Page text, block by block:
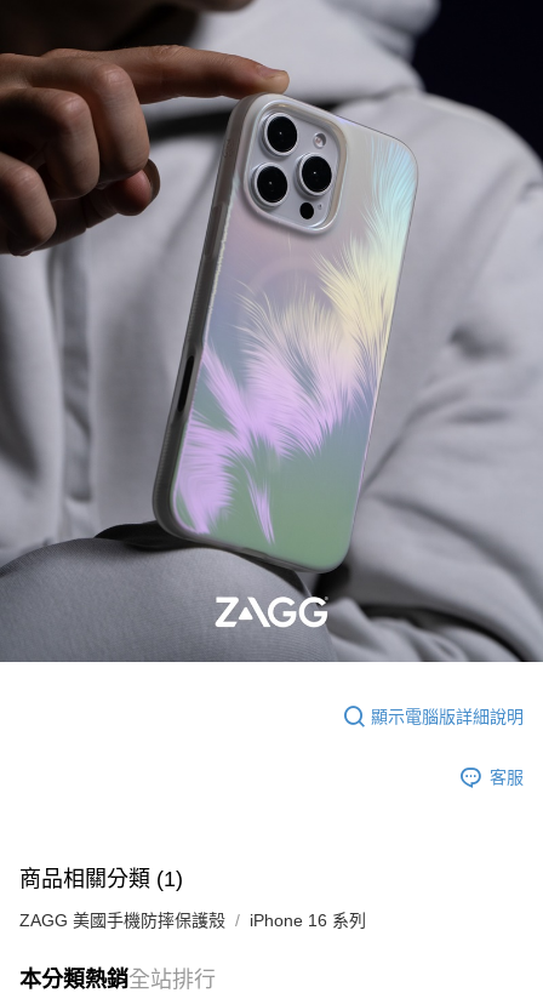
顯示電腦版詳細說明
客服
商品相關分類 (1)
ZAGG 美國手機防摔保護殼 iPhone 16 系列
本分類熱銷全站排行